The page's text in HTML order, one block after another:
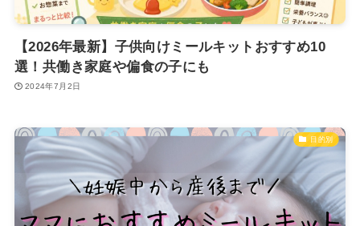
【2026年最新】子供向けミールキットおすすめ10
選！共働き家庭や偏食の子にも
2024年7月2日
目的別